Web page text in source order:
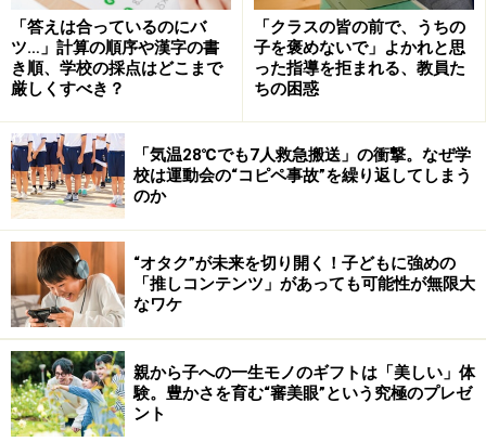
例えば、よく槍玉に挙げられるのが漢字の書き順ではな
いでしょうか。文科省によると、漢字の書き順について
は柔軟に対応するようにと示されています。現在の国語
教科書で使用される漢字の書き順には、「複数存在する
もの」や「時代によって変化しているもの」もあるため
です。学習指導要領においても、小学校の低学年におい
ては「筆順」という用語が出てきますが、中学年・高学
年では記されていません。そう考えると、「必ずその書
き順でなければいけない」とは言えなくなります。
「とめ」「はね」「はらい」なども同じような扱いで
す。文化庁の「常用漢字表の字体・字形に関する指針
（報告）」には、以下のように明記されています。
「長短、方向、接触の有無、はらうか、とめるか等の違
「答えは合っているのにバ
ツ…」計算の順序や漢字の書
き順、学校の採点はどこまで
厳しくすべき？
「クラスの皆の前で、うちの
子を褒めないで」よかれと思
った指導を拒まれる、教員た
ちの困惑
「気温28℃でも7人救急搬送」の衝撃。なぜ学
校は運動会の“コピペ事故”を繰り返してしまう
のか
“オタク”が未来を切り開く！子どもに強めの
「推しコンテンツ」があっても可能性が無限大
なワケ
親から子への一生モノのギフトは「美しい」体
験。豊かさを育む“審美眼”という究極のプレゼ
ント